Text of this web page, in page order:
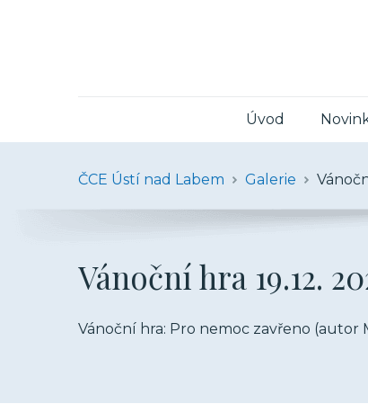
Úvod
ČCE Ústí nad Labem Galerie
Vánoční hra 19.12.
Vánoční hra: Pro nemoc zavřeno (autor